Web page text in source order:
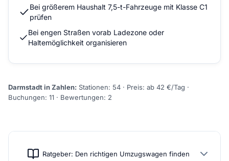
Bei größerem Haushalt 7,5-t-Fahrzeuge mit Klasse C1
prüfen
Bei engen Straßen vorab Ladezone oder
Haltemöglichkeit organisieren
Darmstadt in Zahlen: Stationen: 54 · Preis: ab 42 €/Tag ·
Buchungen: 11 · Bewertungen: 2
Ratgeber: Den richtigen Umzugswagen finden